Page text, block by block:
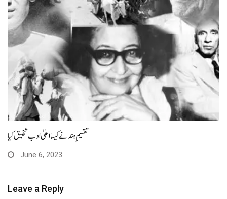
تقسیمِ ہند نے کیسا اعلیٰ ادب تخلیق کیا
June 6, 2023
Leave a Reply